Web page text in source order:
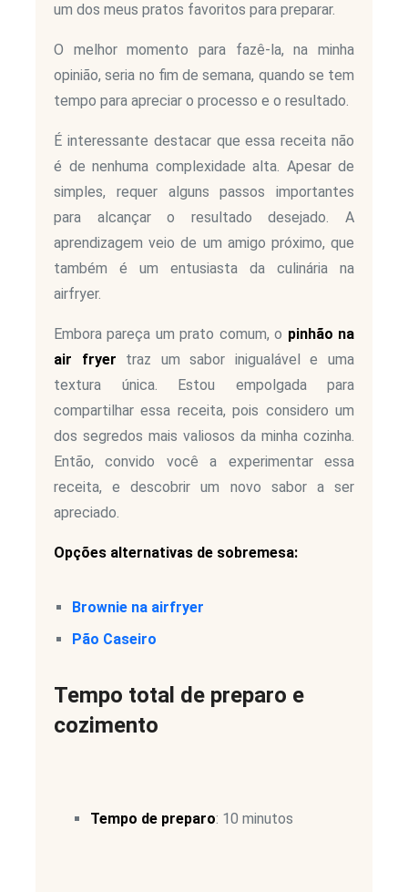
um dos meus pratos favoritos para preparar.
O melhor momento para fazê-la, na minha
opinião, seria no fim de semana, quando se tem
tempo para apreciar o processo e o resultado.
É interessante destacar que essa receita não
é de nenhuma complexidade alta. Apesar de
simples, requer alguns passos importantes
para alcançar o resultado desejado. A
aprendizagem veio de um amigo próximo, que
também é um entusiasta da culinária na
airfryer.
Embora pareça um prato comum, o pinhão na
air fryer traz um sabor inigualável e uma
textura única. Estou empolgada para
compartilhar essa receita, pois considero um
dos segredos mais valiosos da minha cozinha.
Então, convido você a experimentar essa
receita, e descobrir um novo sabor a ser
apreciado.
Opções alternativas de sobremesa:
Brownie na airfryer
Pão Caseiro
Tempo total de preparo e
cozimento
Tempo de preparo: 10 minutos